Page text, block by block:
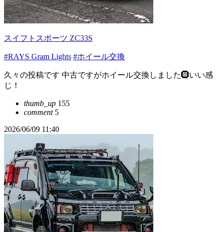
スイフトスポーツ ZC33S
#RAYS Gram Lights #ホイール交換
久々の投稿です 中古ですがホイール交換しました🛞いい感
じ！
thumb_up 155
comment5
2026/06/09 11:40